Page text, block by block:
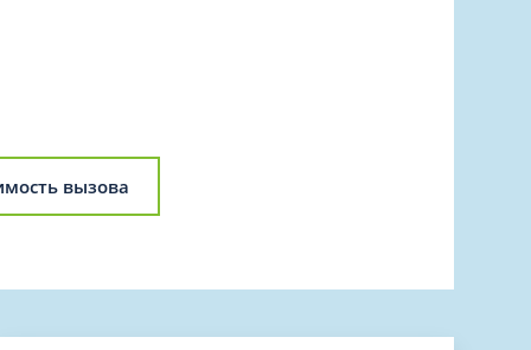
Хирургия
Эндокринология
вызова